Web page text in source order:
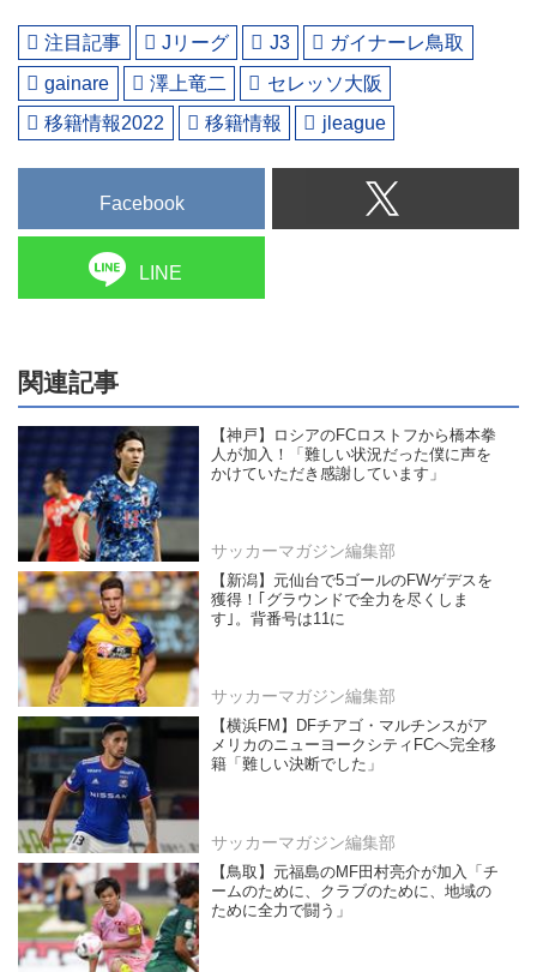
注目記事 Jリーグ J3
ガイナーレ鳥取
gainare
澤上竜二
セレッソ大阪
移籍情報2022
移籍情報 jleague
Facebook
LINE
関連記事
【神戸】ロシアのFCロストフから橋本拳
人が加入！「難しい状況だった僕に声を
かけていただき感謝しています」
サッカーマガジン編集部
【新潟】元仙台で5ゴールのFWゲデスを
獲得！｢グラウンドで全力を尽くしま
す｣。背番号は11に
サッカーマガジン編集部
【横浜FM】DFチアゴ・マルチンスがア
メリカのニューヨークシティFCへ完全移
籍「難しい決断でした」
サッカーマガジン編集部
【鳥取】元福島のMF田村亮介が加入「チ
ームのために、クラブのために、地域の
ために全力で闘う」